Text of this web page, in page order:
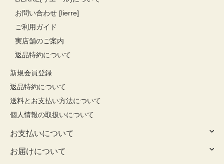
お問い合わせ [lierre]
ご利用ガイド
実店舗のご案内
返品特約について
新規会員登録
返品特約について
送料とお支払い方法について
個人情報の取扱いについて
お支払いについて
お届けについて